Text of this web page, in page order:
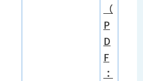
（
P
D
F
：